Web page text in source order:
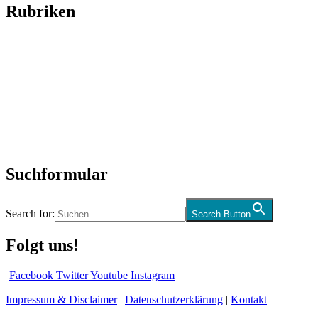
Rubriken
Suchformular
Search for: Search Button
Folgt uns!
Facebook TwitterYoutube Instagram
Impressum & Disclaimer| Datenschutzerklärung | Kontakt